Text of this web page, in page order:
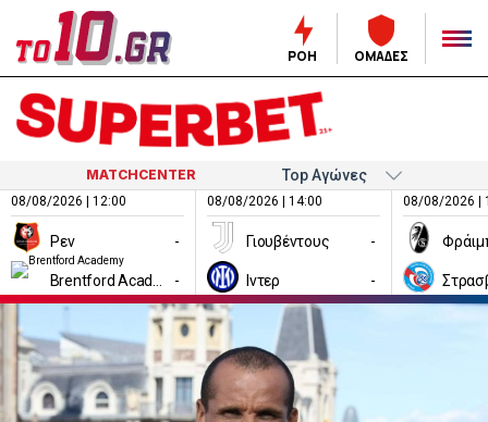
ΡΟΗ ΟΜΑΔΕΣ
MATCHCENTER
08/08/2026 | 12:00
Ρεν -
-
08/08/2026 | 14:00
Γιουβέντους -
Ιντερ -
08/08/2026 |